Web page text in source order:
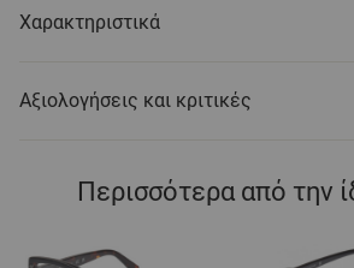
Χαρακτηριστικά
Αξιολογήσεις και κριτικές
Περισσότερα από την